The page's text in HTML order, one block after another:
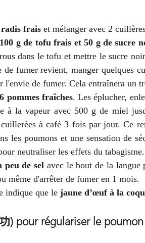
frais et mélanger avec 2
g de tofu frais et 50 g de sucre
dans le tofu et mettre le sucre
de fumer revient, manger quelques
l'envie de fumer. Cela entraînera un
pommes fraîches. Les éplucher,
à la vapeur avec 500 g de miel
à café 3 fois par jour. Ce
les poumons et une sensation de
neutraliser les effets du tabagisme.
peu de sel avec le bout de la langue
même d'arrêter de fumer en 1 mois.
indique que le jaune d’œuf à la
) pour régulariser le